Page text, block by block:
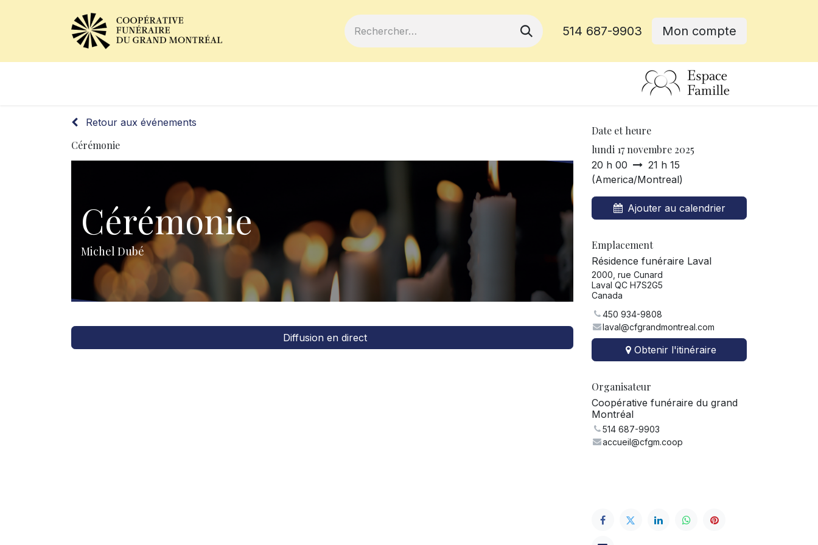
514 687-9903 Mon compte
Retour aux événements
Cérémonie
Cérémonie
Michel Dubé
Diffusion en direct
Date et heure
lundi 17 novembre 2025
20 h 00
21 h 15
(America/Montreal)
Ajouter au calendrier
Emplacement
Résidence funéraire Laval
2000, rue Cunard
Laval QC H7S2G5
Canada
450 934-9808
laval@cfgrandmontreal.com
Obtenir l'itinéraire
Organisateur
Coopérative funéraire du grand
Montréal
514 687-9903
accueil@cfgm.coop